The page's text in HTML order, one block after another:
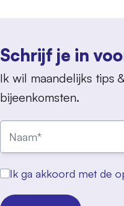
Schrijf je in
Ik wil maandelijks tips
bijeenkomsten.
Ik ga akkoord met de